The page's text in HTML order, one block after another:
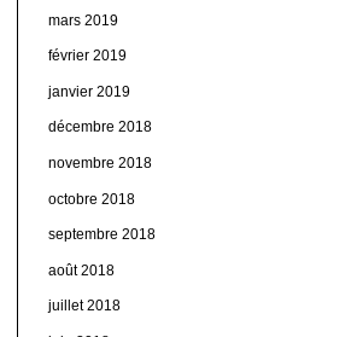
mars 2019
février 2019
janvier 2019
décembre 2018
novembre 2018
octobre 2018
septembre 2018
août 2018
juillet 2018